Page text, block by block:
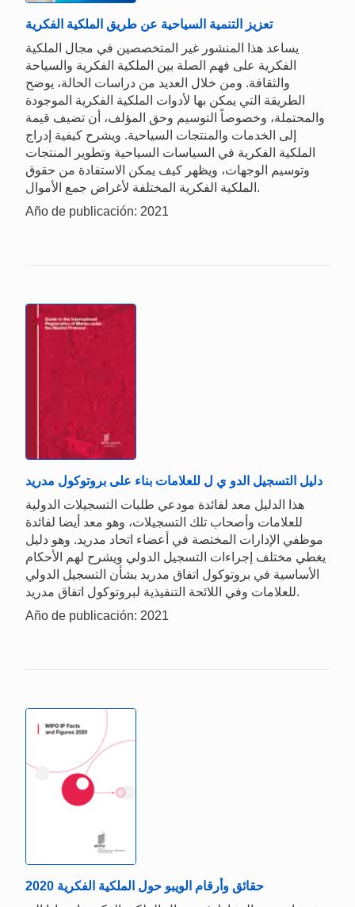
تعزيز التنمية السياحية عن طريق الملكية الفكرية
يساعد هذا المنشور غير المتخصصين في مجال الملكية
الفكرية على فهم الصلة بين الملكية الفكرية والسياحة
والثقافة. ومن خلال العديد من دراسات الحالة، يوضح
الطريقة التي يمكن بها لأدوات الملكية الفكرية الموجودة
والمحتملة، وخصوصاً التوسيم وحق المؤلف، أن تضيف قيمة
إلى الخدمات والمنتجات السياحية. ويشرح كيفية إدراج
الملكية الفكرية في السياسات السياحية وتطوير المنتجات
وتوسيم الوجهات، ويظهر كيف يمكن الاستفادة من حقوق
الملكية الفكرية المختلفة لأغراض جمع الأموال.
Año de publicación: 2021
دليل التسجيل الدو ي ل للعلامات بناء على بروتوكول مدريد
هذا الدليل معد لفائدة مودعي طلبات التسجيلات الدولية
للعلامات وأصحاب تلك التسجيلات، وهو معد أيضا لفائدة
موظفي الإدارات المختصة في أعضاء اتحاد مدريد. وهو دليل
يغطي مختلف إجراءات التسجيل الدولي ويشرح لهم الأحكام
الأساسية في بروتوكول اتفاق مدريد بشأن التسجيل الدولي
للعلامات وفي اللائحة التنفيذية لبروتوكول اتفاق مدريد.
Año de publicación: 2021
حقائق وأرقام الويبو حول الملكية الفكرية 2020